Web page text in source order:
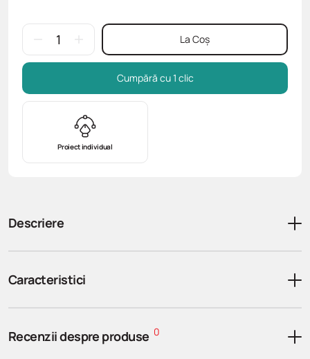
Proiect individual
La Coș
Cumpără cu 1 clic
Descriere
Caracteristici
Recenzii despre produse 0